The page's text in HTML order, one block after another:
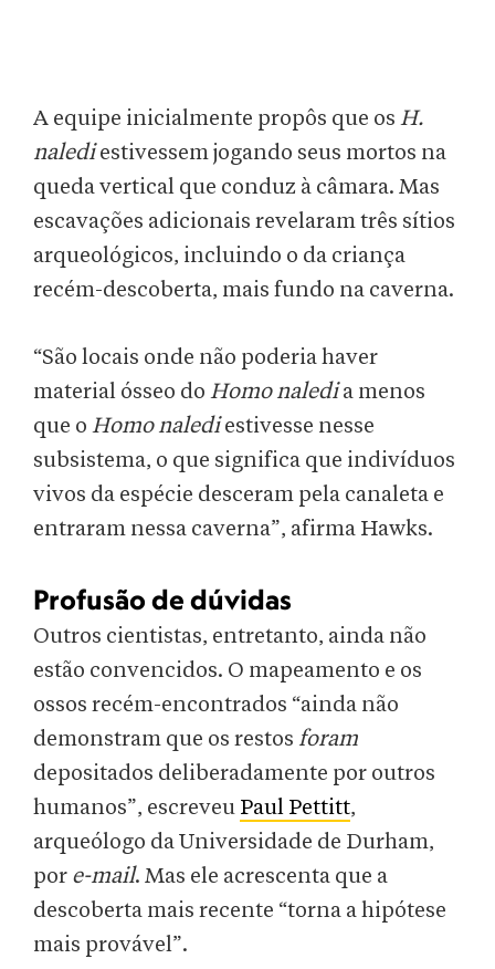
A equipe inicialmente propôs que os H.
nalediestivessem jogando seus mortos na
queda vertical que conduz à câmara. Mas
escavações adicionais revelaram três sítios
arqueológicos, incluindo o da criança
recém-descoberta, mais fundo na caverna.
“São locais onde não poderia haver
material ósseo do Homo naledia menos
que o Homo nalediestivesse nesse
subsistema, o que significa que indivíduos
vivos da espécie desceram pela canaleta e
entraram nessa caverna”, afirma Hawks.
Profusão de dúvidas
Outros cientistas, entretanto, ainda não
estão convencidos. O mapeamento e os
ossos recém-encontrados “ainda não
demonstram que os restos foram
depositados deliberadamente por outros
humanos”, escreveu Paul Pettitt,
arqueólogo da Universidade de Durham,
por e-mail. Mas ele acrescenta que a
descoberta mais recente “torna a hipótese
mais provável”.